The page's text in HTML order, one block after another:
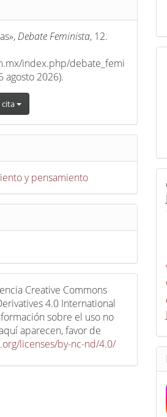
Debate Feminista, 12.
index.php/debate_femi
agosto 2026).
cita
y pensamiento
Creative Commons
4.0 International
sobre el uso no
aparecen, favor de
licenses/by-nc-nd/4.0/
t
i